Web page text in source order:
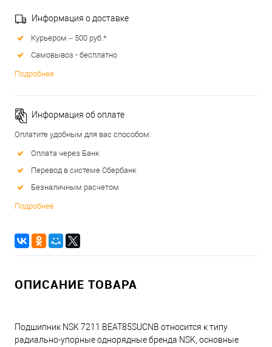
Информация о доставке
Курьером – 500 руб.*
Самовывоз - бесплатно
Подробнее
Информация об оплате
Оплатите удобным для вас способом:
Оплата через Банк
Перевод в системе Сбербанк
Безналичным расчетом
Подробнее
ОПИСАНИЕ ТОВАРА
Подшипник NSK 7211 BEAT85SUCNB относится к типу
радиально-упорные однорядные бренда NSK, основные